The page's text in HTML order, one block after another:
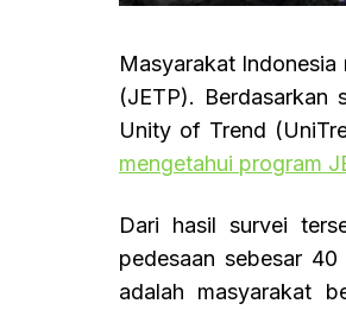
Masyarakat
(JETP).
Unity of Trend
mengetahui program
Dari hasil survei
pedesaan sebesar
adalah masyarakat